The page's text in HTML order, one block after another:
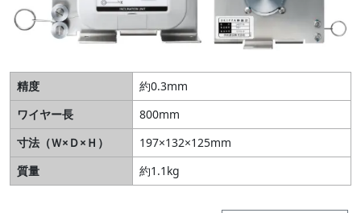
精度
約0.3mm
ワイヤー長
800mm
寸法（Ｗ×Ｄ×Ｈ）
197×132×125mm
質量
約1.1kg